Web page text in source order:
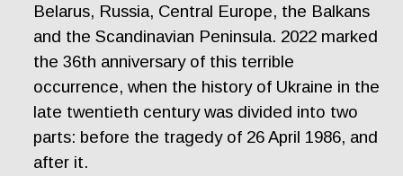
Belarus, Russia, Central Europe, the Balkans
and the Scandinavian Peninsula. 2022 marked
the 36th anniversary of this terrible
occurrence, when the history of Ukraine in the
late twentieth century was divided into two
parts: before the tragedy of 26 April 1986, and
after it.